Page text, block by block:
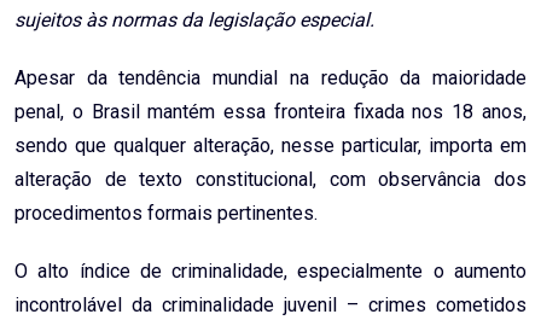
sujeitos às normas da legislação especial.
Apesar da tendência mundial na redução da maioridade
penal, o Brasil mantém essa fronteira fixada nos 18 anos,
sendo que qualquer alteração, nesse particular, importa em
alteração de texto constitucional, com observância dos
procedimentos formais pertinentes.
O alto índice de criminalidade, especialmente o aumento
incontrolável da criminalidade juvenil – crimes cometidos